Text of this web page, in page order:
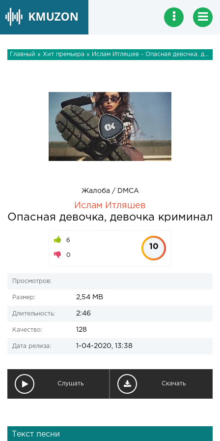
Главный » Хит премьера » Ислам Итляшев - Опасная девочка, девочка криминал
Жалоба / DMCA
Ислам Итляшев
Опасная девочка, девочка криминал
6
0
10
Просмотров:
Размер: 2,54 MB
Длительность: 2:46
Качество: 128
Дата релиза: 1-04-2020, 13:38
Слушать Скачать
Текст песни